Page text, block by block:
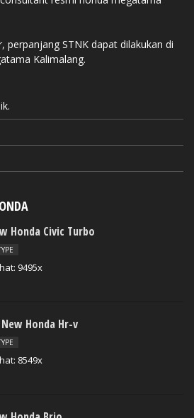
perpanjang STNK dapat dilakukan di
Kalimalang.
Honda Civic Turbo
9495x
Honda Hr-v
8549x